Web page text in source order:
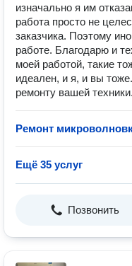
изначально я им
работа просто не
заказчика. Поэтому
работе. Благодарю и
моей работой, такие
идеален, и я, и вы
ремонту вашей техники.
Ремонт
Ещё 35 услуг
Позвонить